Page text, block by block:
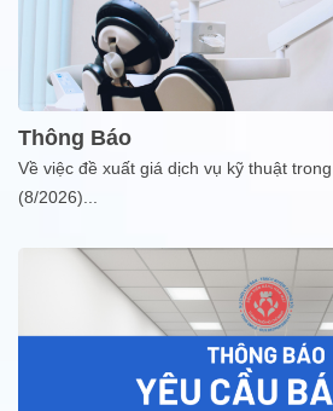
Thông Báo
Về việc đề xuất giá dịch vụ kỹ thuật
(8/2026)